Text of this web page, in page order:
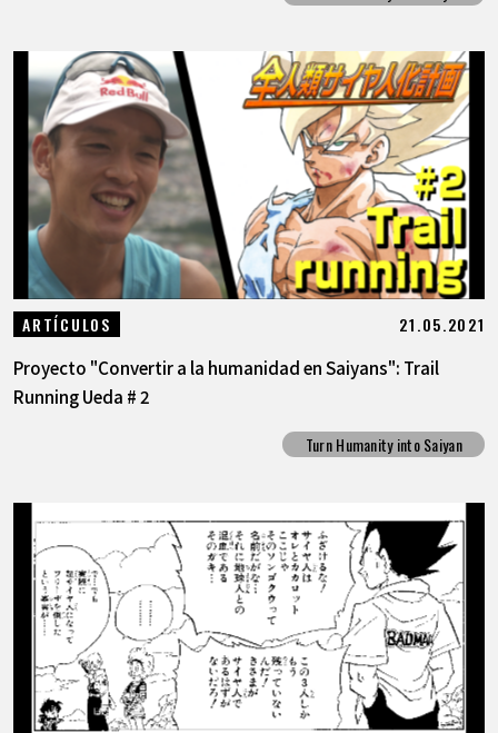
ARTÍCULOS 21.05.2021
Proyecto "Convertir a la humanidad en Saiyans": Trail
Running Ueda # 2
Turn Humanity into Saiyan